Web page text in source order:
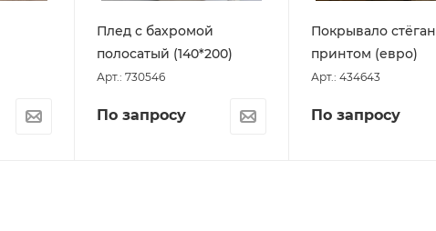
Плед с бахромой
полосатый (140*200)
Арт.: 730546
По запросу
Покрывало
принтом (евро)
Арт.: 434643
По запросу